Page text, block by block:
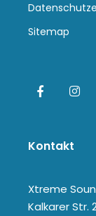
Sitemap
Kontakt
Xtreme
Kalkarer Str.